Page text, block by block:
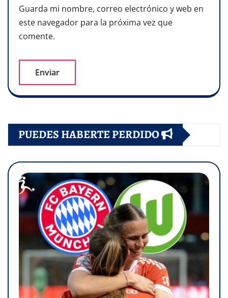
Guarda mi nombre, correo electrónico y web en
este navegador para la próxima vez que
comente.
PUEDES HABERTE PERDIDO